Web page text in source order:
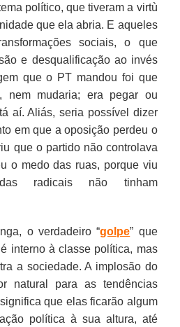
político, que tiveram a virtù
que ela abria. E aqueles
sociais, o que
e desqualificação ao invés
que o PT mandou foi que
nem mudaria; era pegar ou
aí. Aliás, seria possível dizer
em que a oposição perdeu o
que o partido não controlava
o medo das ruas, porque viu
radicais não tinham
o verdadeiro “golpe” que
interno à classe política, mas
a sociedade. A implosão do
natural para as tendências
que elas ficarão algum
política à sua altura, até